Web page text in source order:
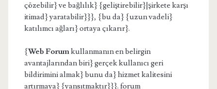
çözebilir} ve bağlılık} {geliştirebilir}|şirkete karşı
itimad} yaratabilir}}}, {bu da} {uzun vadeli}
katılımcı ağları} ortaya çıkarır}.
{Web Forumkullanmanın en belirgin
avantajlarından biri} gerçek kullanıcı geri
bildirimini almak} bunu da} hizmet kalitesini
artırmaya} {yansıtmaktır}}}. forum